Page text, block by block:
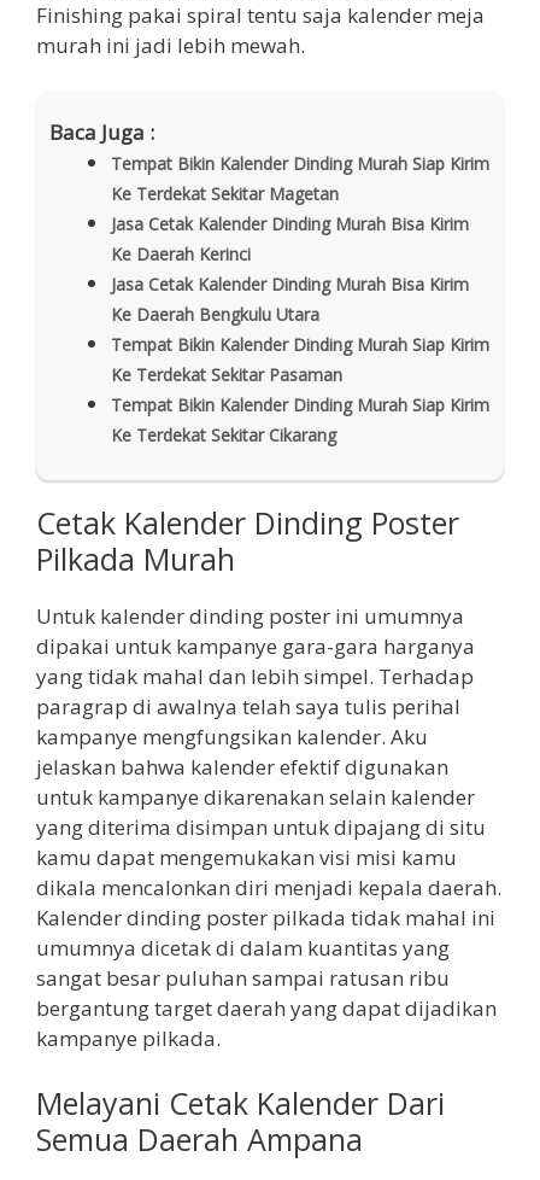
Finishing pakai spiral tentu saja kalender meja
murah ini jadi lebih mewah.
Baca Juga :
Tempat Bikin Kalender Dinding Murah Siap Kirim
Ke Terdekat Sekitar Magetan
Jasa Cetak Kalender Dinding Murah Bisa Kirim
Ke Daerah Kerinci
Jasa Cetak Kalender Dinding Murah Bisa Kirim
Ke Daerah Bengkulu Utara
Tempat Bikin Kalender Dinding Murah Siap Kirim
Ke Terdekat Sekitar Pasaman
Tempat Bikin Kalender Dinding Murah Siap Kirim
Ke Terdekat Sekitar Cikarang
Cetak Kalender Dinding Poster
Pilkada Murah
Untuk kalender dinding poster ini umumnya
dipakai untuk kampanye gara-gara harganya
yang tidak mahal dan lebih simpel. Terhadap
paragrap di awalnya telah saya tulis perihal
kampanye mengfungsikan kalender. Aku
jelaskan bahwa kalender efektif digunakan
untuk kampanye dikarenakan selain kalender
yang diterima disimpan untuk dipajang di situ
kamu dapat mengemukakan visi misi kamu
dikala mencalonkan diri menjadi kepala daerah.
Kalender dinding poster pilkada tidak mahal ini
umumnya dicetak di dalam kuantitas yang
sangat besar puluhan sampai ratusan ribu
bergantung target daerah yang dapat dijadikan
kampanye pilkada.
Melayani Cetak Kalender Dari
Semua Daerah Ampana